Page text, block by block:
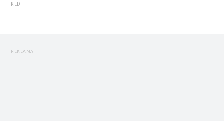
RED.
REKLAMA